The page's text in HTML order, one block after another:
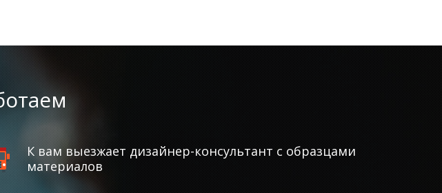
К вам выезжает дизайнер-консультант с образцами
материалов